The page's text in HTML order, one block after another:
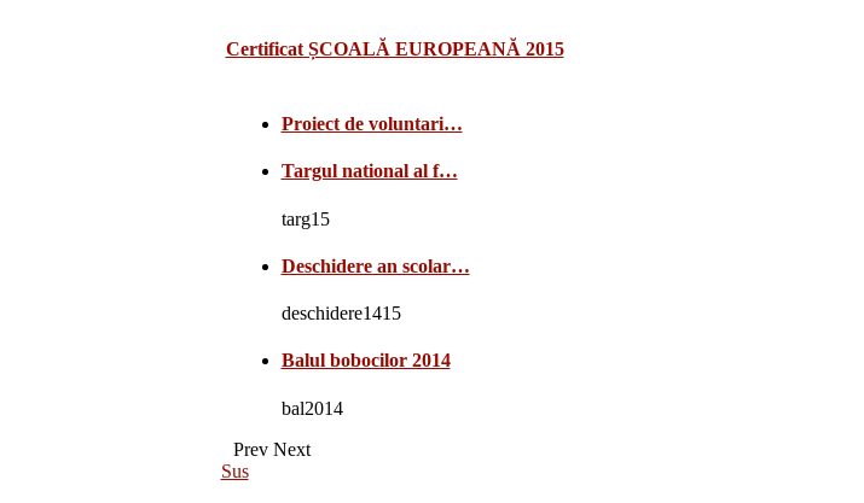
Certificat ȘCOALĂ EUROPEANĂ 2015
Proiect de voluntari…
Targul national al f…
targ15
Deschidere an scolar…
deschidere1415
Balul bobocilor 2014
bal2014
Prev Next
Sus